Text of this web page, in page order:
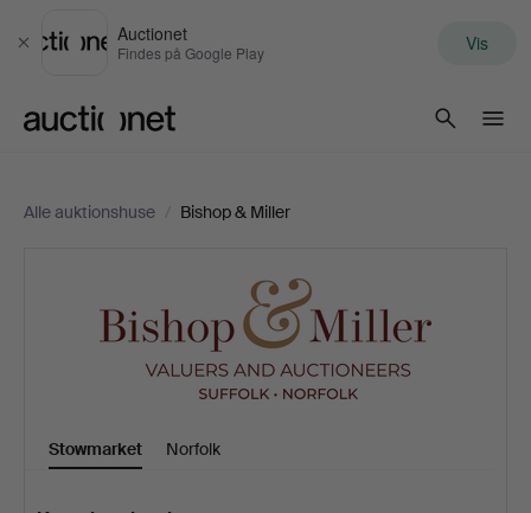
Luk
Auctionet
Findes på Google Play Vis
Alle auktionshuse / Bishop & Miller
Stowmarket Norfolk